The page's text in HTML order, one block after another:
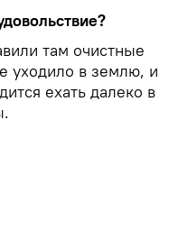
там очистные
уходило в землю, и
ехать далеко в